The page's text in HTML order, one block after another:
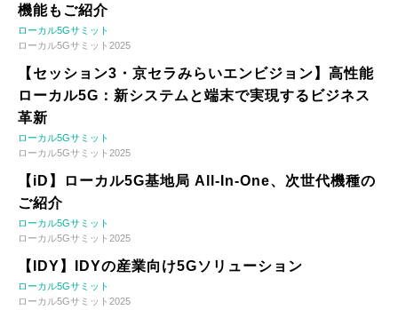
機能もご紹介
ローカル5Gサミット
ローカル5Gサミット2025
【セッション3・京セラみらいエンビジョン】高性能
ローカル5G：新システムと端末で実現するビジネス
革新
ローカル5Gサミット
ローカル5Gサミット2025
【iD】ローカル5G基地局 All-In-One、次世代機種の
ご紹介
ローカル5Gサミット
ローカル5Gサミット2025
【IDY】IDYの産業向け5Gソリューション
ローカル5Gサミット
ローカル5Gサミット2025